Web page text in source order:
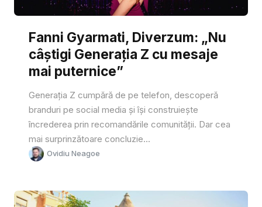
Fanni Gyarmati, Diverzum: „Nu
câștigi Generația Z cu mesaje
mai puternice”
Generația Z cumpără de pe telefon, descoperă
branduri pe social media și își construiește
încrederea prin recomandările comunității. Dar cea
mai surprinzătoare concluzie...
Ovidiu Neagoe